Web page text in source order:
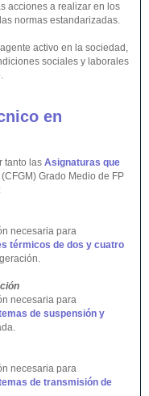
acciones a realizar en los
normas estandarizadas.
activo en la sociedad,
sociales y laborales
en
tanto las Asignaturas que
Grado Medio de FP
necesaria para
térmicos de dos y cuatro
necesaria para
de suspensión y
necesaria para
de transmisión de